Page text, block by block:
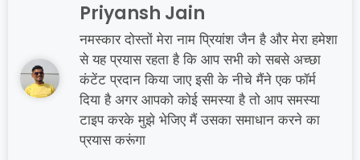
Priyansh Jain
नमस्कार दोस्तों मेरा नाम प्रियांश जैन है और मेरा हमेशा
से यह प्रयास रहता है कि आप सभी को सबसे अच्छा
कंटेंट प्रदान किया जाए इसी के नीचे मैंने एक फॉर्म
दिया है अगर आपको कोई समस्या है तो आप समस्या
टाइप करके मुझे भेजिए मैं उसका समाधान करने का
प्रयास करूंगा